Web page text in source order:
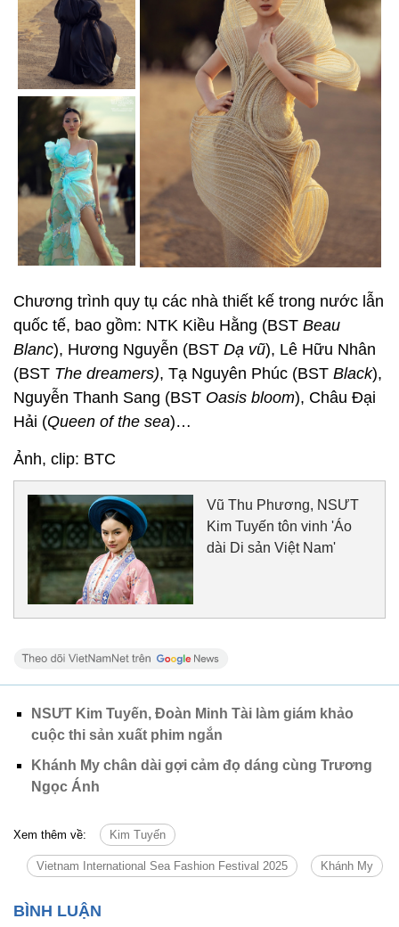
Chương trình quy tụ các nhà thiết kế trong nước lẫn
quốc tế, bao gồm: NTK Kiều Hằng (BST Beau
Blanc), Hương Nguyễn (BST Dạ vũ), Lê Hữu Nhân
(BST The dreamers), Tạ Nguyên Phúc (BST Black),
Nguyễn Thanh Sang (BST Oasis bloom), Châu Đại
Hải (Queen of the sea)…
Ảnh, clip: BTC
Vũ Thu Phương, NSƯT
Kim Tuyến tôn vinh 'Áo
dài Di sản Việt Nam'
NSƯT Kim Tuyến, Đoàn Minh Tài làm giám khảo
cuộc thi sản xuất phim ngắn
Khánh My chân dài gợi cảm đọ dáng cùng Trương
Ngọc Ánh
Xem thêm về: Kim Tuyến
Vietnam International Sea Fashion Festival 2025 Khánh My